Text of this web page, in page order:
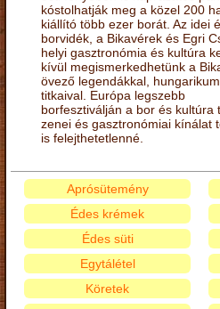
kóstolhatják meg a közel 200
kiállító több ezer borát. Az idei
borvidék, a Bikavérek és Egri
helyi gasztronómia és kultúra
kívül megismerkedhetünk a
övező legendákkal,
titkaival. Európa legszebb
borfesztiválján a bor és kultúra
zenei és gasztronómiai kínálat
is felejthetetlenné.
Aprósütemény
Édes krémek
Édes süti
Egytálétel
Köretek